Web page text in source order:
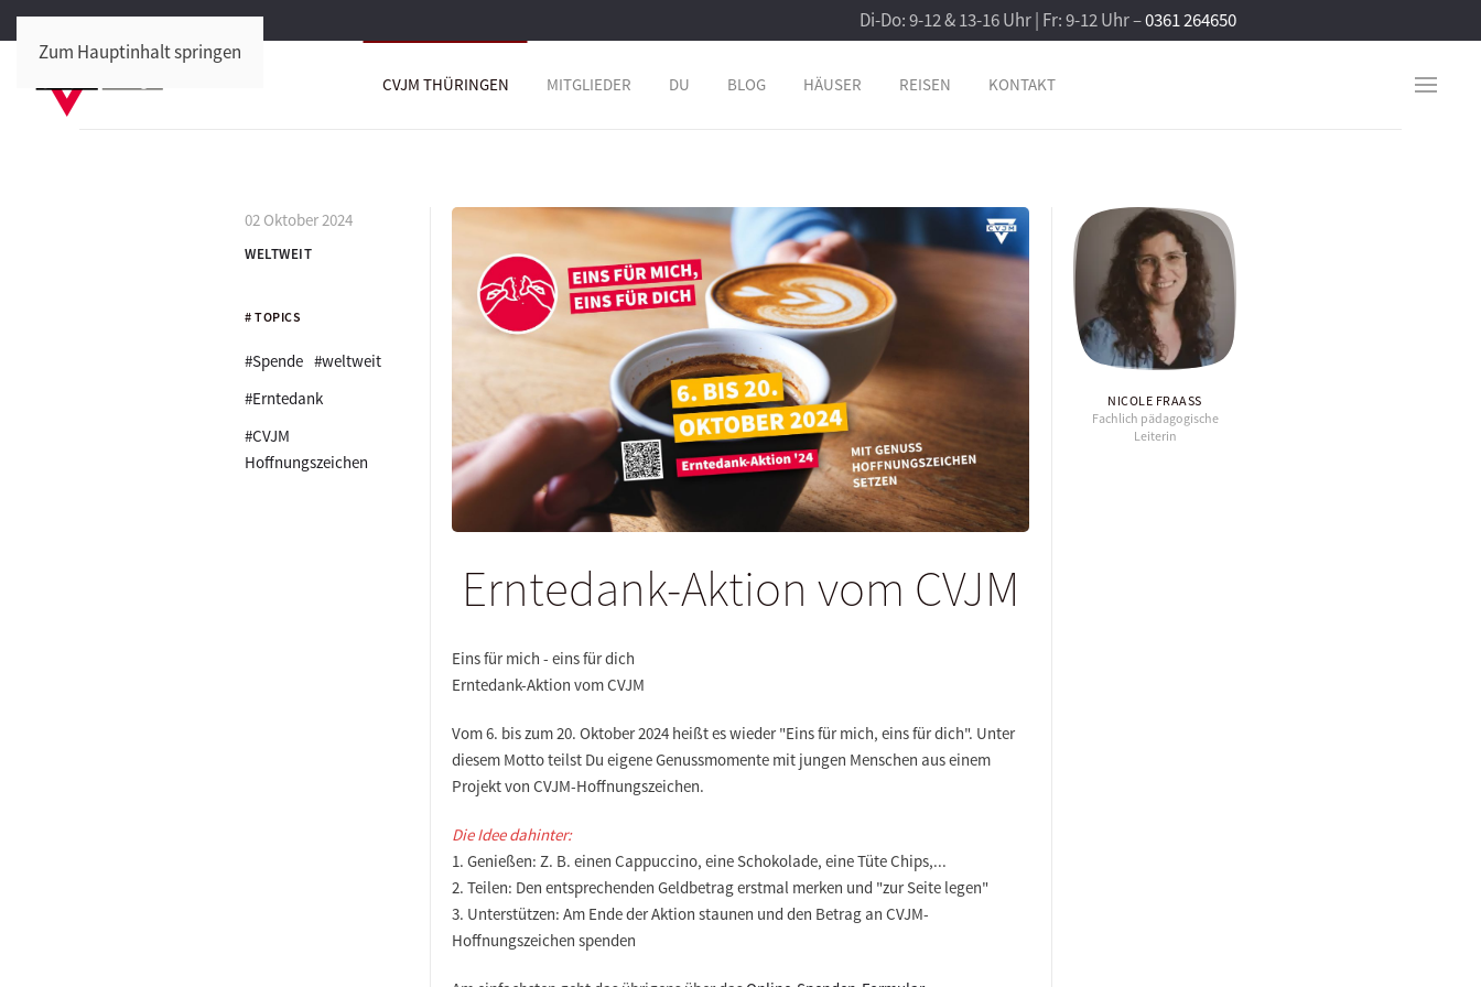
Zum Hauptinhalt springen
Di-Do: 9-12 & 13-16 Uhr | Fr: 9-12 Uhr –0361 264650
CVJM THÜRINGEN MITGLIEDER DU BLOG HÄUSER REISEN KONTAKT
02 Oktober 2024
WELTWEIT
# TOPICS
#Spende #weltweit
#Erntedank
#CVJM
Hoffnungszeichen
Erntedank-Aktion vom CVJM
Eins für mich - eins für dich
Erntedank-Aktion vom CVJM
Vom 6. bis zum 20. Oktober 2024 heißt es wieder "Eins für mich, eins für dich". Unter
diesem Motto teilst Du eigene Genussmomente mit jungen Menschen aus einem
Projekt von CVJM-Hoffnungszeichen.
Die Idee dahinter:
1. Genießen: Z. B. einen Cappuccino, eine Schokolade, eine Tüte Chips,...
2. Teilen: Den entsprechenden Geldbetrag erstmal merken und "zur Seite legen"
3. Unterstützen: Am Ende der Aktion staunen und den Betrag an CVJM-
Hoffnungszeichen spenden
NICOLE FRAASS
Fachlich pädagogische
Leiterin